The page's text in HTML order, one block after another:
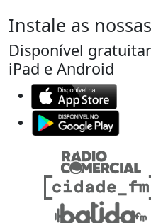
Instale as
Disponível
iPad e Android